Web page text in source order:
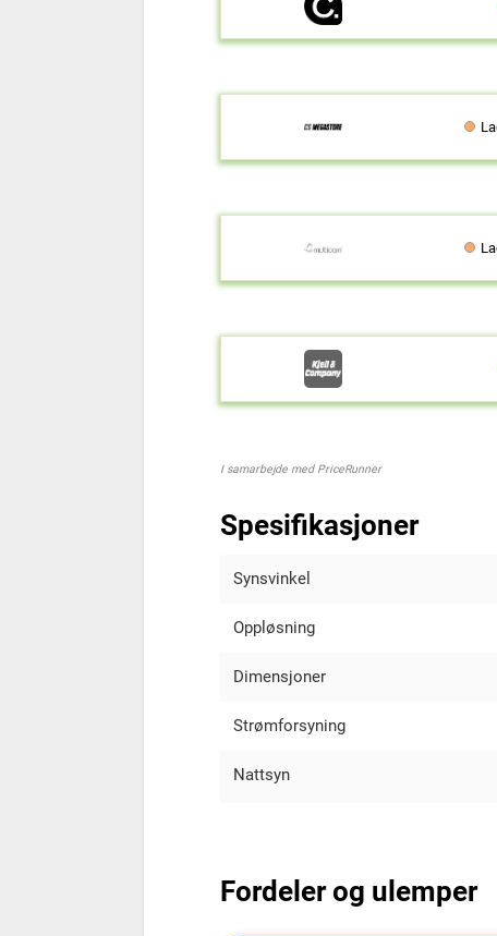
I samarbejde med PriceRunner
Spesifikasjoner
Synsvinkel
Oppløsning
Dimensjoner
Strømforsyning
Nattsyn
Fordeler og ulemper